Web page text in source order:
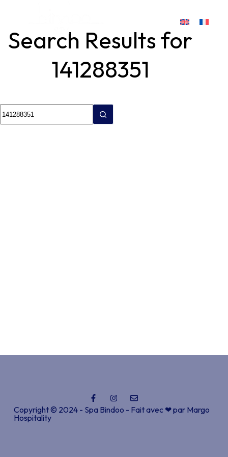
Search Results for
141288351
Copyright © 2024 - Spa Bindoo - Fait avec ❤ par Margo
Hospitality